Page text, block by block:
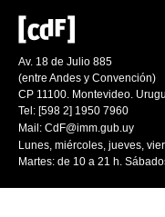
Av. 18 de Julio 885
(entre Andes y Convención)
CP 11100. Montevideo.
Tel: [598 2] 1950 7960
Mail: CdF@imm.gub.uy
Lunes, miércoles, jueves,
Martes: de 10 a 21 h.